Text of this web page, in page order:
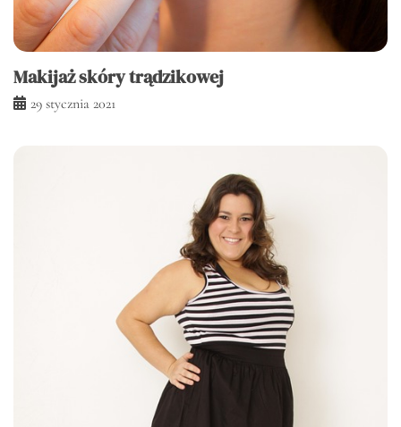
Makijaż skóry trądzikowej
29 stycznia 2021